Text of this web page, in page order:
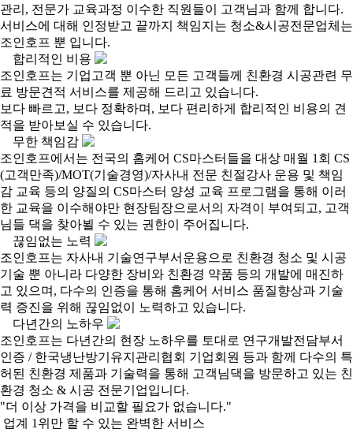
관리, 전문가 교육과정 이수한 직원들이 고객님과 함께 합니다.
서비스에 대해 인정받고 끝까지 책임지는 청소&시공전문업체는
조인호프 뿐 입니다.
합리적인 비용
조인호프는 기업고객 뿐 아닌 모든 고객들께 친환경 시공관련 무
료 방문견적 서비스를 제공해 드리고 있습니다.
보다 빠르고, 보다 정확하며, 보다 편리하게 합리적인 비용의 견
적을 받아보실 수 있습니다.
무한 책임감
조인호프에서는 전국의 홈케어 CS마스터들을 대상 매월 1회 CS
(고객만족)/MOT(기술경영)/자사내 전문 친절강사 운용 및 책임
감 교육 등의 양질의 CS마스터 양성 교육 프로그램을 통해 이러
한 교육을 이수해야만 현장팀장으로서의 자격이 부여되고, 고객
님들 댁을 찾아뵐 수 있는 권한이 주어집니다.
끊임없는 노력
조인호프는 자사내 기술연구부서운용으로 친환경 청소 및 시공
기술 뿐 아니라 다양한 장비와 친환경 약품 등의 개발에 매진하
고 있으며, 다수의 인증을 통해 홈케어 서비스 품질향상과 기술
력 증진을 위해 끊임없이 노력하고 있습니다.
다년간의 노하우
조인호프는 다년간의 현장 노하우를 토대로 연구개발전담부서
인증 / 한국냉난방기유지관리협회 기업회원 등과 함께 다수의 특
허된 친환경 제품과 기술력을 통해 고객님댁을 방문하고 있는 친
환경 청소 & 시공 전문기업입니다.
"더 이상 가격을 비교할 필요가 없습니다."
업계 1위만 할 수 있는 완벽한 서비스